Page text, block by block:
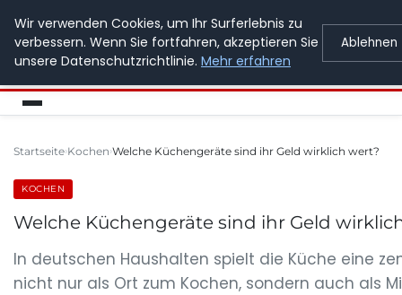
GETOESE IN MOESE
Startseite Kochen Welche Küchengeräte sind ihr Geld wirklich wert?
KOCHEN
Welche Küchengeräte sind ihr Geld
In deutschen Haushalten spielt die Küche eine
nicht nur als Ort zum Kochen, sondern auch als
Wir verwenden Cookies, um Ihr Surferlebnis zu
verbessern. Wenn Sie fortfahren, akzeptieren Sie
unsere Datenschutzrichtlinie. Mehr erfahren
Ablehnen